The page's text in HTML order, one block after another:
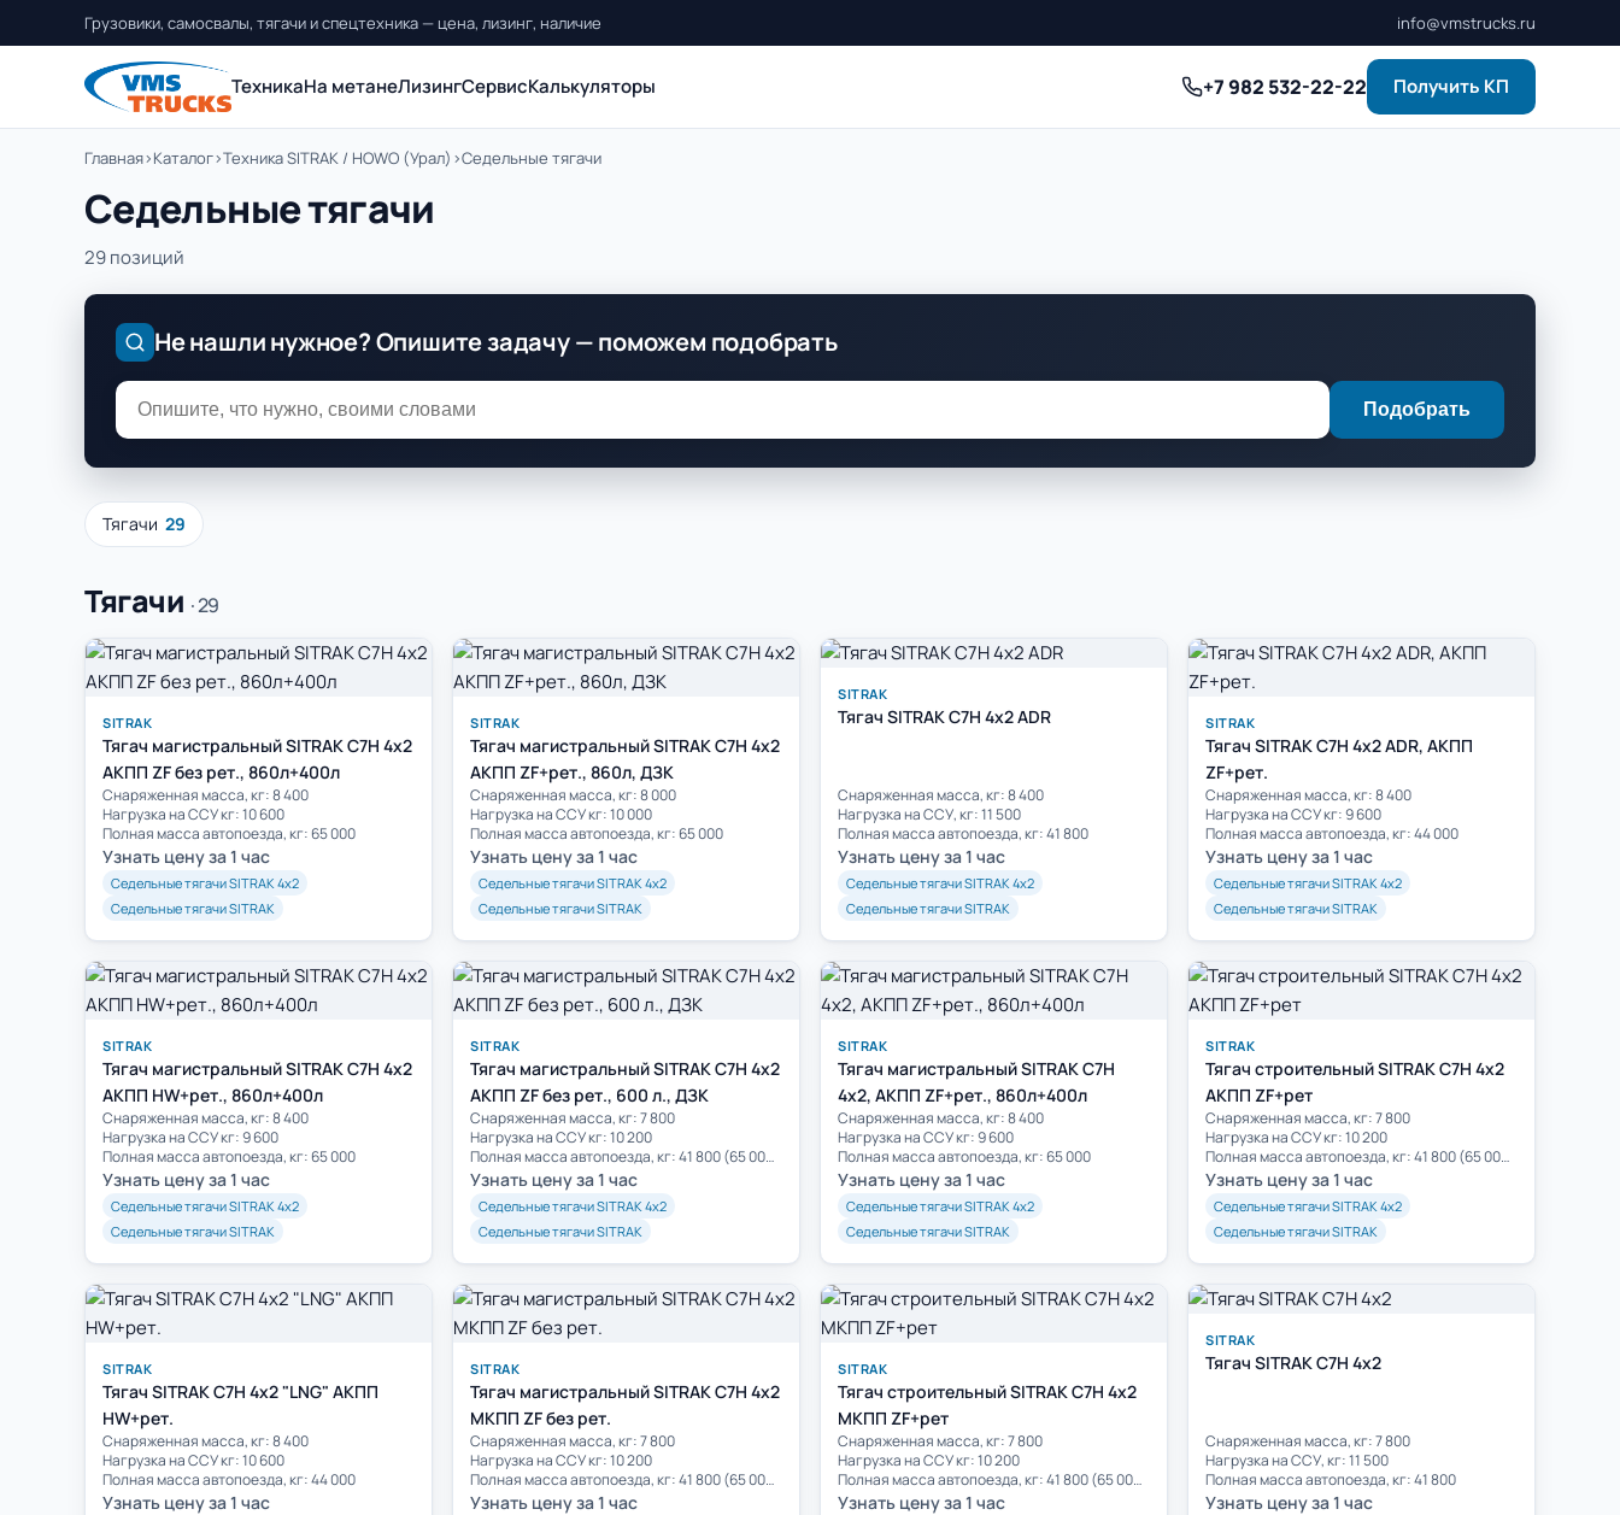
Грузовики, самосвалы, тягачи и спецтехника — цена, лизинг, наличие info@vmstrucks.ru
ТехникаНа метанеЛизингСервисКалькуляторы +7 982 532-22-22 Получить КП
Главная›Каталог›Техника SITRAK / HOWO (Урал) ›Седельные тягачи
Седельные тягачи
29 позиций
Не нашли нужное? Опишите задачу — поможем подобрать
Подобрать
Тягачи 29
Тягачи · 29
SITRAK
Тягач магистральный SITRAK C7H 4x2
АКПП ZF без рет., 860л+400л
Cнаряженная масса, кг: 8 400
Нагрузка на ССУ кг: 10 600
Полная масса автопоезда, кг: 65 000
Узнать цену за 1 час
Седельные тягачи SITRAK 4х2
Седельные тягачи SITRAK
SITRAK
Тягач магистральный SITRAK C7H 4x2
АКПП ZF+рет., 860л, ДЗК
Cнаряженная масса, кг: 8 000
Нагрузка на ССУ кг: 10 000
Полная масса автопоезда, кг: 65 000
Узнать цену за 1 час
Седельные тягачи SITRAK 4х2
Седельные тягачи SITRAK
SITRAK
Тягач SITRAK C7H 4x2 ADR
Cнаряженная масса, кг: 8 400
Нагрузка на ССУ, кг: 11 500
Полная масса автопоезда, кг: 41 800
Узнать цену за 1 час
Седельные тягачи SITRAK 4х2
Седельные тягачи SITRAK
SITRAK
Тягач SITRAK C7H 4x2 ADR, АКПП
ZF+рет.
Cнаряженная масса, кг: 8 400
Нагрузка на ССУ кг: 9 600
Полная масса автопоезда, кг: 44 000
Узнать цену за 1 час
Седельные тягачи SITRAK 4х2
Седельные тягачи SITRAK
SITRAK
Тягач магистральный SITRAK C7H 4x2
АКПП HW+рет., 860л+400л
Cнаряженная масса, кг: 8 400
Нагрузка на ССУ кг: 9 600
Полная масса автопоезда, кг: 65 000
Узнать цену за 1 час
Седельные тягачи SITRAK 4х2
Седельные тягачи SITRAK
SITRAK
Тягач магистральный SITRAK C7H 4x2
АКПП ZF без рет., 600 л., ДЗК
Cнаряженная масса, кг: 7 800
Нагрузка на ССУ кг: 10 200
Полная масса автопоезда, кг: 41 800 (65 000)**
Узнать цену за 1 час
Седельные тягачи SITRAK 4х2
Седельные тягачи SITRAK
SITRAK
Тягач магистральный SITRAK C7H
4x2, АКПП ZF+рет., 860л+400л
Cнаряженная масса, кг: 8 400
Нагрузка на ССУ кг: 9 600
Полная масса автопоезда, кг: 65 000
Узнать цену за 1 час
Седельные тягачи SITRAK 4х2
Седельные тягачи SITRAK
SITRAK
Тягач строительный SITRAK C7H 4x2
АКПП ZF+рет
Cнаряженная масса, кг: 7 800
Нагрузка на ССУ кг: 10 200
Полная масса автопоезда, кг: 41 800 (65 000)**
Узнать цену за 1 час
Седельные тягачи SITRAK 4х2
Седельные тягачи SITRAK
SITRAK
Тягач SITRAK C7H 4x2 "LNG" АКПП
HW+рет.
Cнаряженная масса, кг: 8 400
Нагрузка на ССУ кг: 10 600
Полная масса автопоезда, кг: 44 000
Узнать цену за 1 час
SITRAK
Тягач магистральный SITRAK C7H 4x2
МКПП ZF без рет.
Cнаряженная масса, кг: 7 800
Нагрузка на ССУ кг: 10 200
Полная масса автопоезда, кг: 41 800 (65 000)**
Узнать цену за 1 час
SITRAK
Тягач строительный SITRAK C7H 4x2
МКПП ZF+рет
Cнаряженная масса, кг: 7 800
Нагрузка на ССУ кг: 10 200
Полная масса автопоезда, кг: 41 800 (65 000)**
Узнать цену за 1 час
SITRAK
Тягач SITRAK C7H 4x2
Cнаряженная масса, кг: 7 800
Нагрузка на ССУ, кг: 11 500
Полная масса автопоезда, кг: 41 800
Узнать цену за 1 час